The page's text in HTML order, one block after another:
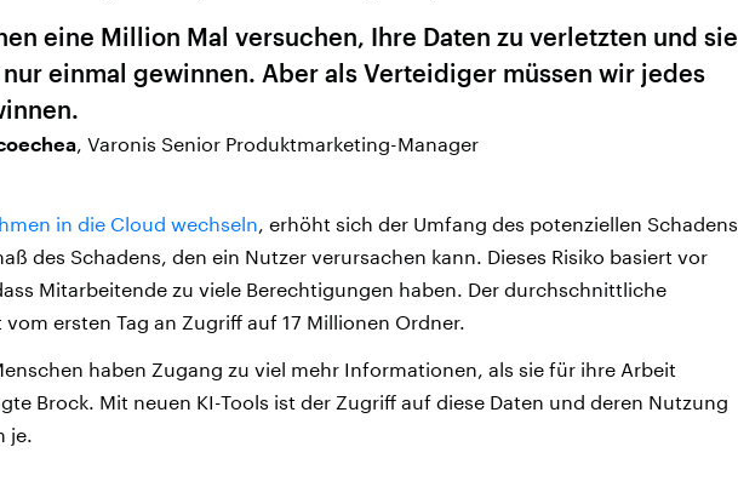
eine Million Mal versuchen, Ihre Daten zu verletzten und sie
nur einmal gewinnen. Aber als Verteidiger müssen wir jedes
, Varonis Senior Produktmarketing-Manager
in die Cloud wechseln, erhöht sich der Umfang des potenziellen Schadens
des Schadens, den ein Nutzer verursachen kann. Dieses Risiko basiert vor
Mitarbeitende zu viele Berechtigungen haben. Der durchschnittliche
ersten Tag an Zugriff auf 17 Millionen Ordner.
haben Zugang zu viel mehr Informationen, als sie für ihre Arbeit
Brock. Mit neuen KI-Tools ist der Zugriff auf diese Daten und deren Nutzung
je.